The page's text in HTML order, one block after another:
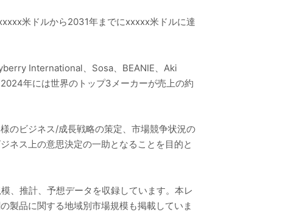
米ドルから2031年までにxxxxx米ドルに達
International、Sosa、BEANIE、Aki
年には世界のトップ3メーカーが売上の約
のビジネス/成長戦略の策定、市場競争状況の
ネス上の意思決定の一助となることを目的と
、推計、予想データを収録しています。本レ
製品に関する地域別市場規模も掲載していま